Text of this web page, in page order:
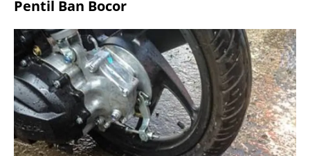
Pentil Ban Bocor